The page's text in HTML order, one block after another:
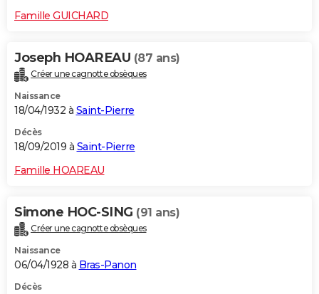
Famille GUICHARD
Joseph HOAREAU (87 ans)
Créer une cagnotte obsèques
Naissance
18/04/1932 à Saint-Pierre
Décès
18/09/2019 à Saint-Pierre
Famille HOAREAU
Simone HOC-SING (91 ans)
Créer une cagnotte obsèques
Naissance
06/04/1928 à Bras-Panon
Décès